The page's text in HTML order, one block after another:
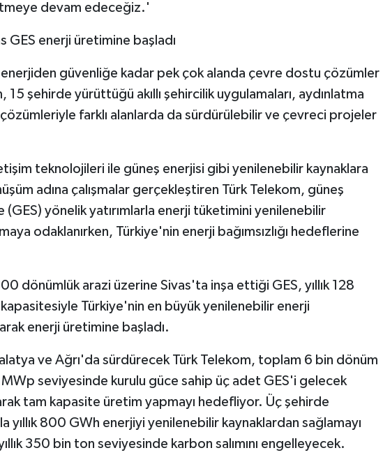
devam edeceğiz.'
GES enerji üretimine başladı
enerjiden güvenliğe kadar pek çok alanda çevre dostu çözümler
15 şehirde yürüttüğü akıllı şehircilik uygulamaları, aydınlatma
farklı alanlarda da sürdürülebilir ve çevreci projeler
teknolojileri ile güneş enerjisi gibi yenilenebilir kaynaklara
adına çalışmalar gerçekleştiren Türk Telekom, güneş
(GES) yönelik yatırımlarla enerji tüketimini yenilenebilir
odaklanırken, Türkiye'nin enerji bağımsızlığı hedeflerine
dönümlük arazi üzerine Sivas'ta inşa ettiği GES, yıllık 128
Türkiye'nin en büyük yenilenebilir enerji
enerji üretimine başladı.
ve Ağrı'da sürdürecek Türk Telekom, toplam 6 bin dönüm
seviyesinde kurulu güce sahip üç adet GES'i gelecek
tam kapasite üretim yapmayı hedefliyor. Üç şehirde
yıllık 800 GWh enerjiyi yenilenebilir kaynaklardan sağlamayı
350 bin ton seviyesinde karbon salımını engelleyecek.